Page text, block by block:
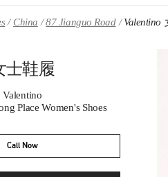
China 87 Jianguo Road Valentino
士鞋履
Valentino
Place Women's Shoes
Call Now